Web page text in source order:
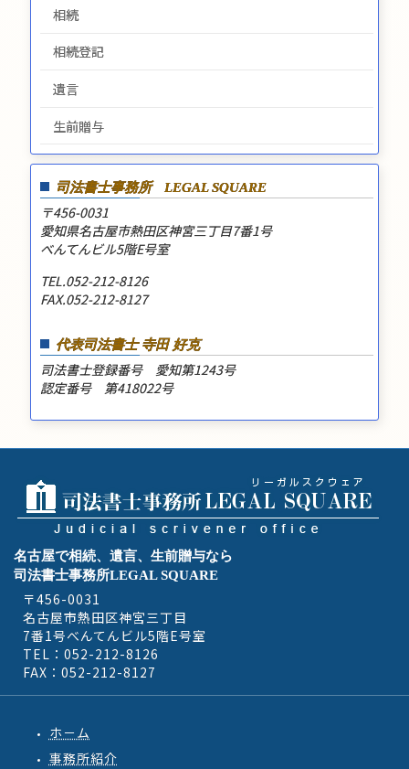
相続
相続登記
遺言
生前贈与
司法書士事務所 LEGAL SQUARE
〒456-0031
愛知県名古屋市熱田区神宮三丁目7番1号
べんてんビル5階E号室
TEL.052-212-8126
FAX.052-212-8127
代表司法書士 寺田 好克
司法書士登録番号 愛知第1243号
認定番号 第418022号
名古屋で相続、遺言、生前贈与なら
司法書士事務所LEGAL SQUARE
〒456-0031
名古屋市熱田区神宮三丁目
7番1号べんてんビル5階E号室
TEL：052-212-8126
FAX：052-212-8127
ホ－ム
事務所紹介